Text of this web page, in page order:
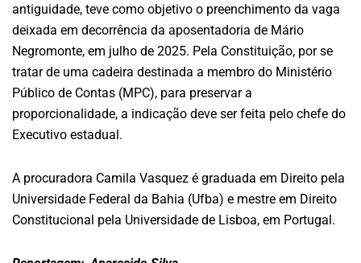
antiguidade, teve como objetivo o preenchimento da vaga
deixada em decorrência da aposentadoria de Mário
Negromonte, em julho de 2025. Pela Constituição, por se
tratar de uma cadeira destinada a membro do Ministério
Público de Contas (MPC), para preservar a
proporcionalidade, a indicação deve ser feita pelo chefe do
Executivo estadual.
A procuradora Camila Vasquez é graduada em Direito pela
Universidade Federal da Bahia (Ufba) e mestre em Direito
Constitucional pela Universidade de Lisboa, em Portugal.